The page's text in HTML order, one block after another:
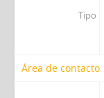
Tipo
Área de contacto